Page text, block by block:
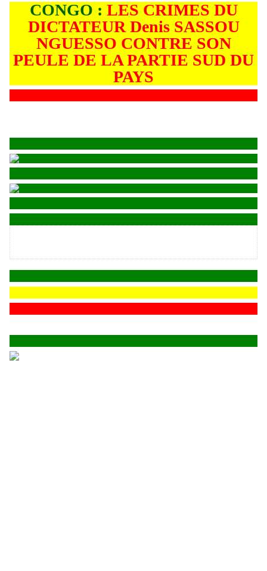
CONGO : LES CRIMES DU
DICTATEUR Denis SASSOU
NGUESSO CONTRE SON
PEULE DE LA PARTIE SUD DU
PAYS